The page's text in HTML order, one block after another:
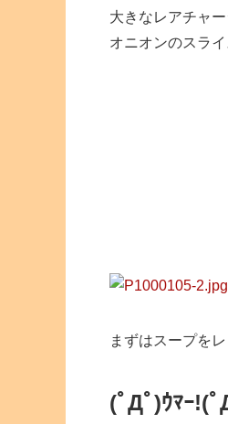
大きなレアチャ
オニオンのスラ
まずはスープを
(ﾟДﾟ)ｳﾏｰ!(ﾟ